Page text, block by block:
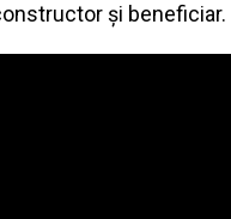
și beneficiar.